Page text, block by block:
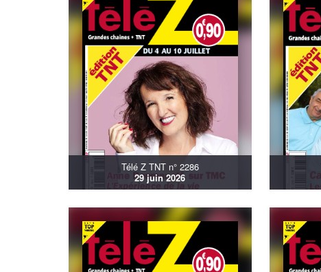
Télé Z TNT n° 2286
29 juin 2026